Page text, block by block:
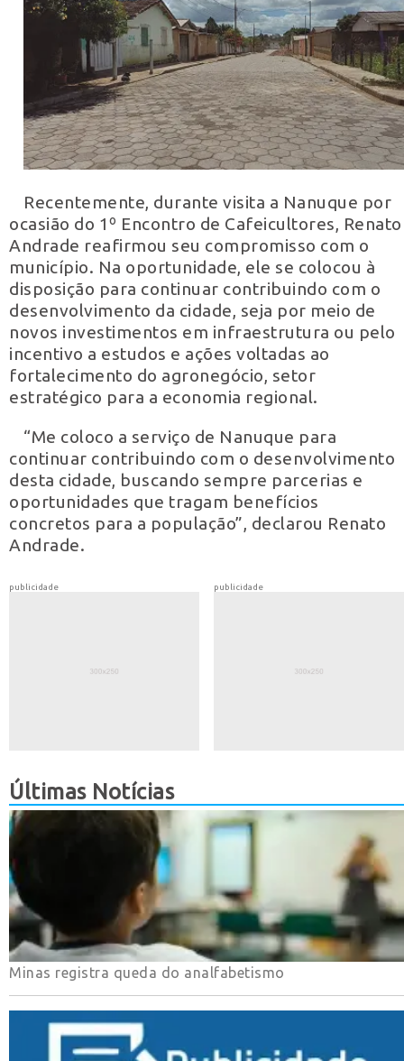
Recentemente, durante visita a Nanuque por
ocasião do 1º Encontro de Cafeicultores, Renato
Andrade reafirmou seu compromisso com o
município. Na oportunidade, ele se colocou à
disposição para continuar contribuindo com o
desenvolvimento da cidade, seja por meio de
novos investimentos em infraestrutura ou pelo
incentivo a estudos e ações voltadas ao
fortalecimento do agronegócio, setor
estratégico para a economia regional.
“Me coloco a serviço de Nanuque para
continuar contribuindo com o desenvolvimento
desta cidade, buscando sempre parcerias e
oportunidades que tragam benefícios
concretos para a população”, declarou Renato
Andrade.
publicidade
Últimas Notícias
Minas registra queda do analfabetismo
publicidade